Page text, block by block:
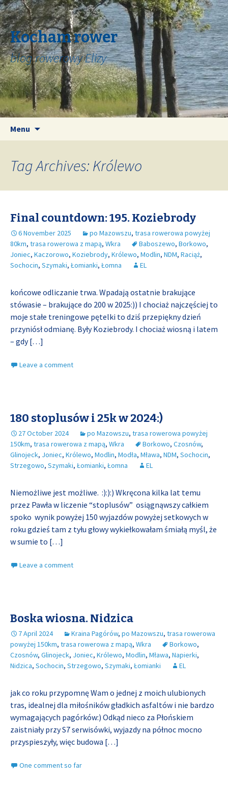
Kocham rower
blog rowerowy Elizy
Menu
Tag Archives: Królewo
Final countdown: 195. Koziebrody
6 November 2025 po Mazowszu, trasa rowerowa powyżej
80km, trasa rowerowa z mapą, Wkra Baboszewo, Borkowo,
Joniec, Kaczorowo, Koziebrody, Królewo, Modlin, NDM, Raciąż,
Sochocin, Szymaki, Łomianki, Łomna EL
końcowe odliczanie trwa. Wpadają ostatnie brakujące
stówasie – brakujące do 200 w 2025:)) I chociaż najczęściej to
moje stałe treningowe pętelki to dziś przepiękny dzień
przyniósł odmianę. Były Koziebrody. I chociaż wiosną i latem
– gdy[…]
Leave a comment
180 stoplusów i 25k w 2024:)
27 October 2024 po Mazowszu, trasa rowerowa powyżej
150km, trasa rowerowa z mapą, Wkra Borkowo, Czosnów,
Glinojeck, Joniec, Królewo, Modlin, Modła, Mława, NDM, Sochocin,
Strzegowo, Szymaki, Łomianki, Łomna EL
Niemożliwe jest możliwe. :):):) Wkręcona kilka lat temu
przez Pawła w liczenie “stoplusów” osiągnąwszy całkiem
spoko wynik powyżej 150 wyjazdów powyżej setkowych w
roku gdzieś tam z tyłu głowy wykiełkowałam śmiałą myśl, że
w sumie to […]
Leave a comment
Boska wiosna. Nidzica
7 April 2024 Kraina Pagórów, po Mazowszu, trasa rowerowa
powyżej 150km, trasa rowerowa z mapą, Wkra Borkowo,
Czosnów, Glinojeck, Joniec, Królewo, Modlin, Mława, Napierki,
Nidzica, Sochocin, Strzegowo, Szymaki, Łomianki EL
jak co roku przypomnę Wam o jednej z moich ulubionych
tras, idealnej dla miłośników gładkich asfaltów i nie bardzo
wymagających pagórków:) Odkąd nieco za Płońskiem
zaistniały przy S7 serwisówki, wyjazdy na północ mocno
przyspieszyły, więc budowa […]
One comment so far